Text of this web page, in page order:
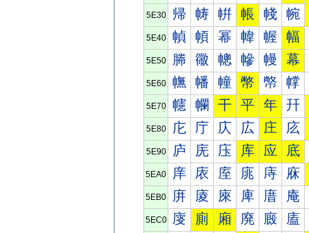
5E30 帰 帱 帲 帳 帴 帵
5E40 幀 幁 幂 幃 幄 幅
5E50 幐 幑 幒 幓 幔 幕
5E60 幠 幡 幢 幣 幤 幥
5E70 幰 幱 干 平 年 幵
5E80 庀 庁 庂 広 庄 庅
5E90 庐 庑 庒 库 应 底
5EA0 庠 庡 庢 庣 庤 庥
5EB0 庰 庱 庲 庳 庴 庵
5EC0 廀 廁 廂 廃 廄 廅